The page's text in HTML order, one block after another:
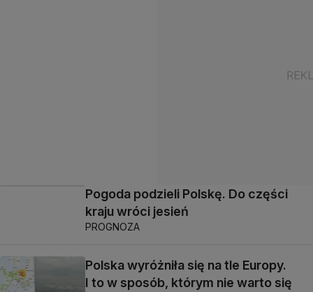
Pogoda podzieli Polskę. Do części
kraju wróci jesień
PROGNOZA
Polska wyróżniła się na tle Europy.
I to w sposób, którym nie warto się